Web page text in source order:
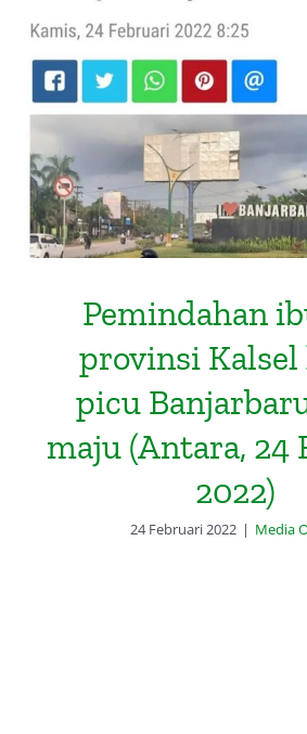
Pemindahan ibukota
Kalsel harus picu
maju (Antara, 24
Pemindahan
provinsi Kalsel
picu
maju (Antara, 24
2022)
24 Februari 2022 | Media